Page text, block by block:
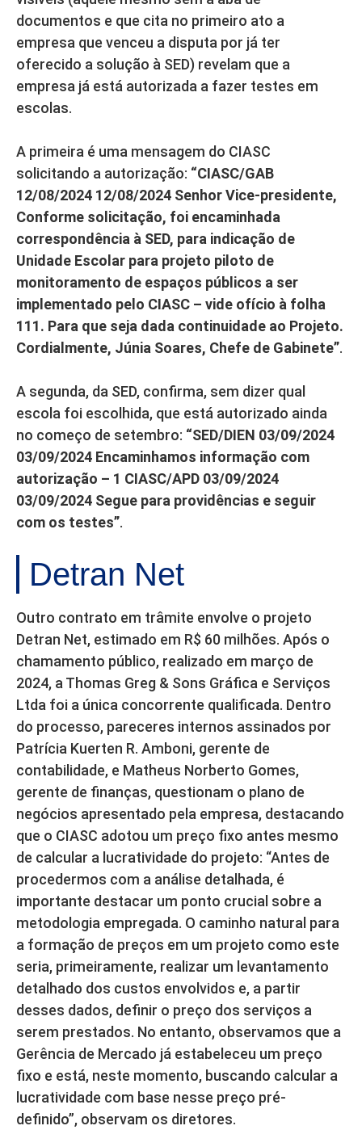
documentos e que cita no primeiro ato a
empresa que venceu a disputa por já ter
oferecido a solução à SED) revelam que a
empresa já está autorizada a fazer testes em
escolas.
A primeira é uma mensagem do CIASC
solicitando a autorização: “CIASC/GAB
12/08/2024 12/08/2024 Senhor Vice-presidente,
Conforme solicitação, foi encaminhada
correspondência à SED, para indicação de
Unidade Escolar para projeto piloto de
monitoramento de espaços públicos a ser
implementado pelo CIASC – vide ofício à folha
111. Para que seja dada continuidade ao Projeto.
Cordialmente, Júnia Soares, Chefe de Gabinete”.
A segunda, da SED, confirma, sem dizer qual
escola foi escolhida, que está autorizado ainda
no começo de setembro: “SED/DIEN 03/09/2024
03/09/2024 Encaminhamos informação com
autorização – 1 CIASC/APD 03/09/2024
03/09/2024 Segue para providências e seguir
com os testes”.
Detran Net
Outro contrato em trâmite envolve o projeto
Detran Net, estimado em R$ 60 milhões. Após o
chamamento público, realizado em março de
2024, a Thomas Greg & Sons Gráfica e Serviços
Ltda foi a única concorrente qualificada. Dentro
do processo, pareceres internos assinados por
Patrícia Kuerten R. Amboni, gerente de
contabilidade, e Matheus Norberto Gomes,
gerente de finanças, questionam o plano de
negócios apresentado pela empresa, destacando
que o CIASC adotou um preço fixo antes mesmo
de calcular a lucratividade do projeto: “Antes de
procedermos com a análise detalhada, é
importante destacar um ponto crucial sobre a
metodologia empregada. O caminho natural para
a formação de preços em um projeto como este
seria, primeiramente, realizar um levantamento
detalhado dos custos envolvidos e, a partir
desses dados, definir o preço dos serviços a
serem prestados. No entanto, observamos que a
Gerência de Mercado já estabeleceu um preço
fixo e está, neste momento, buscando calcular a
lucratividade com base nesse preço pré-
definido”, observam os diretores.